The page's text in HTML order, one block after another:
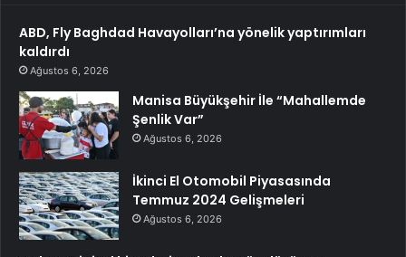
ABD, Fly Baghdad Havayolları’na yönelik yaptırımları
kaldırdı
Ağustos 6, 2026
Manisa Büyükşehir İle “Mahallemde
Şenlik Var”
Ağustos 6, 2026
İkinci El Otomobil Piyasasında
Temmuz 2024 Gelişmeleri
Ağustos 6, 2026